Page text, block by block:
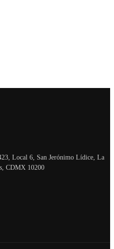
Local 6, San Jerónimo Lídice, La
CDMX 10200